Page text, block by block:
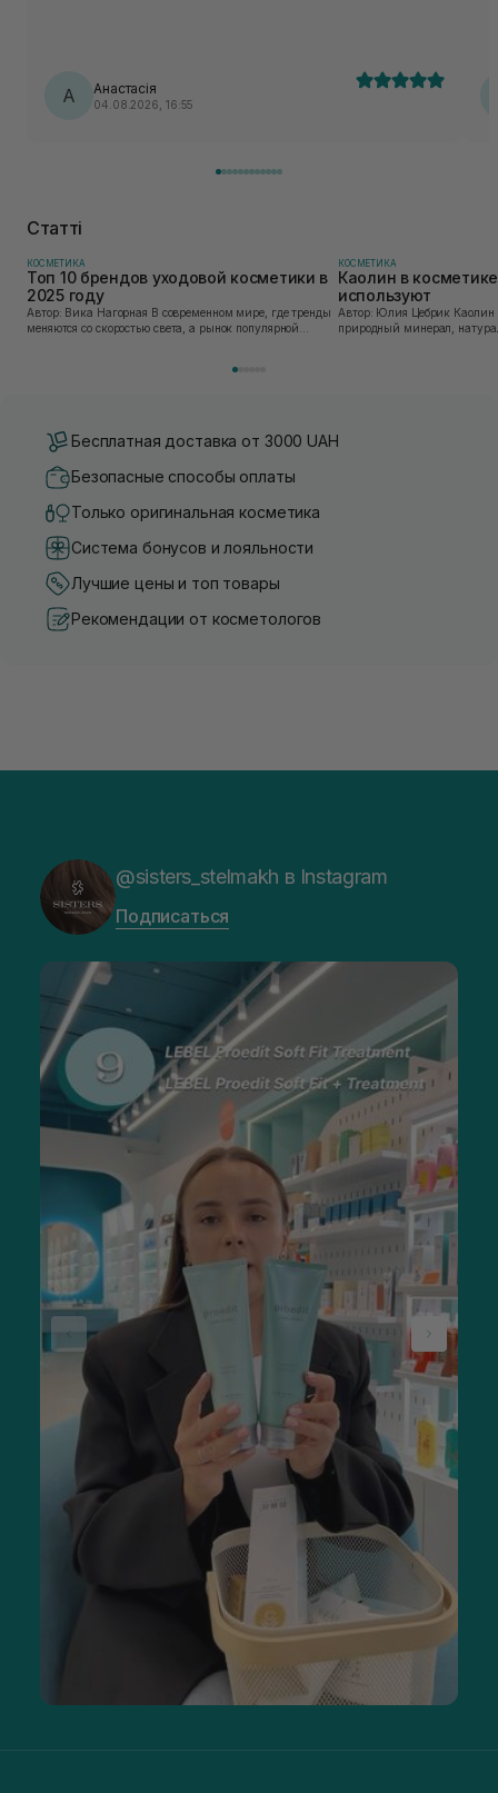
А Анастасія
04.08.2026, 16:55
Статті
КОСМЕТИКА
Топ 10 брендов уходовой косметики в
2025 году
Автор: Вика Нагорная В современном мире, где тренды
меняются со скоростью света, а рынок популярной
КОСМЕТИКА
Каолин в
используют
Автор: Юлия Цебрик Каолин в косметологии – это
природный минерал,
Бесплатная доставка от 3000 UAH
Безопасные способы оплаты
Только оригинальная косметика
Система бонусов и лояльности
Лучшие цены и топ товары
Рекомендации от косметологов
@sisters_stelmakh в Instagram
Подписаться